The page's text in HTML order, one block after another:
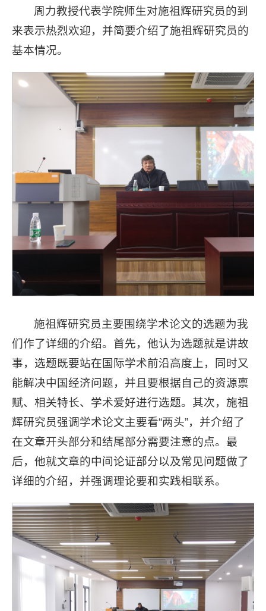
周力教授代表学院师生对施祖辉研究员的到
来表示热烈欢迎，并简要介绍了施祖辉研究员的
基本情况。
施祖辉研究员主要围绕学术论文的选题为我
们作了详细的介绍。首先，他认为选题就是讲故
事，选题既要站在国际学术前沿高度上，同时又
能解决中国经济问题，并且要根据自己的资源禀
赋、相关特长、学术爱好进行选题。其次，施祖
辉研究员强调学术论文主要看“两头”，并介绍了
在文章开头部分和结尾部分需要注意的点。最
后，他就文章的中间论证部分以及常见问题做了
详细的介绍，并强调理论要和实践相联系。